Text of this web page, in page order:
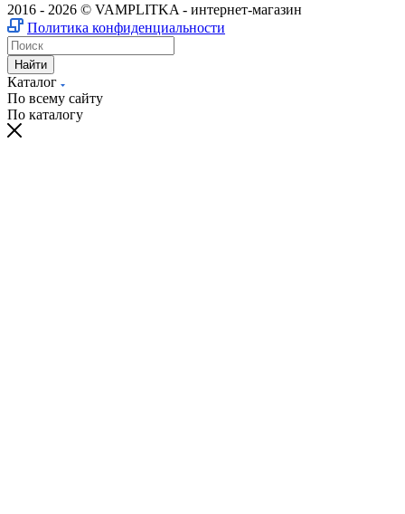
2016 - 2026 © VAMPLITKA - интернет-магазин
Политика конфиденциальности
Найти
Каталог
По всему сайту
По каталогу